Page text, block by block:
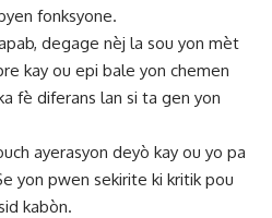
fonksyone.
degage nèj la sou yon mèt
kay ou epi bale yon chemen
fè diferans lan si ta gen yon
ayerasyon deyò kay ou yo pa
yon pwen sekirite ki kritik pou
kabòn.